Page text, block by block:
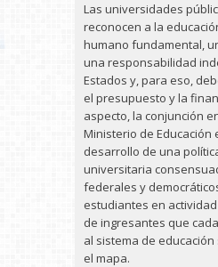
Las universidades
reconocen a la
humano fundamental,
una responsabilidad
Estados y, para eso,
el presupuesto y la
aspecto, la conjunción
Ministerio de Educación
desarrollo de una
universitaria
federales y
estudiantes en
de ingresantes que
al sistema de
el mapa.